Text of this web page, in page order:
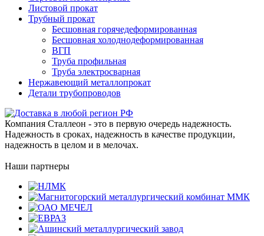
Листовой прокат
Трубный прокат
Бесшовная горячедеформированная
Бесшовная холоднодеформированная
ВГП
Труба профильная
Труба электросварная
Нержавеющий металлопрокат
Детали трубопроводов
Компания Сталлеон - это в первую очередь надежность.
Надежность в сроках, надежность в качестве продукции,
надежность в целом и в мелочах.
Наши партнеры